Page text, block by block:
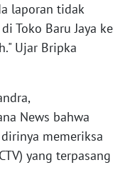
laporan tidak
Toko Baru Jaya ke
Ujar Bripka
News bahwa
memeriksa
yang terpasang